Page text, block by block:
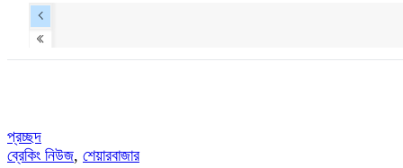
প্রচ্ছদ
ব্রেকিং নিউজ, শেয়ারবাজার